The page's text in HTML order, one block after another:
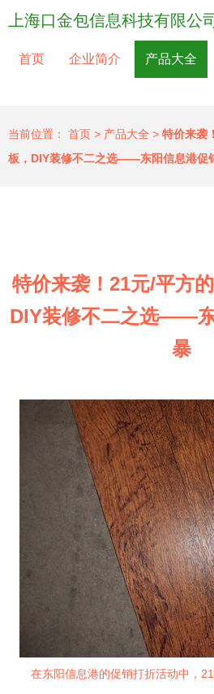
上海口金包信息科技有限公司
首页 企业简介 产品大全
当前位置： 首页 > 产品大全 > 特价来袭
板，DIY装修不二之选——东阳信息港促
特价来袭！21元/平方
DIY装修不二之选——
暴
在东阳信息港的促销打折活动中，